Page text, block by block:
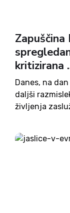
kritizirana
Danes, na
daljši
življenja
decembra
Ratzingerja